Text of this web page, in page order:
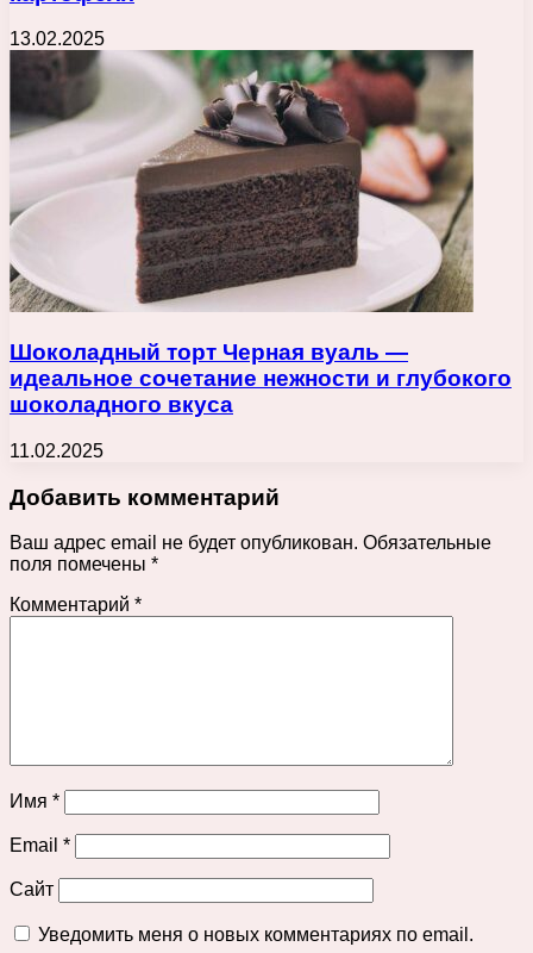
13.02.2025
Шоколадный торт Черная вуаль —
идеальное сочетание нежности и глубокого
шоколадного вкуса
11.02.2025
Добавить комментарий
Ваш адрес email не будет опубликован. Обязательные
поля помечены *
Комментарий *
Имя *
Email *
Сайт
Уведомить меня о новых комментариях по email.